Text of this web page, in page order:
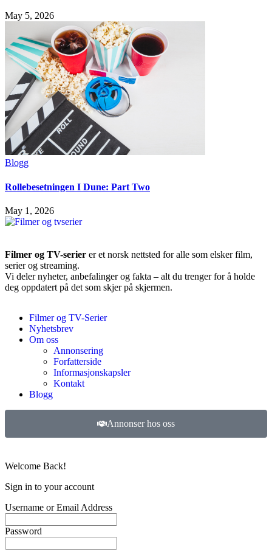
May 5, 2026
Blogg
Rollebesetningen I Dune: Part Two
May 1, 2026
Filmer og TV-serier er et norsk nettsted for alle som elsker film,
serier og streaming.
Vi deler nyheter, anbefalinger og fakta – alt du trenger for å holde
deg oppdatert på det som skjer på skjermen.
Filmer og TV-Serier
Nyhetsbrev
Om oss
Annonsering
Forfatterside
Informasjonskapsler
Kontakt
Blogg
Annonser hos oss
Welcome Back!
Sign in to your account
Username or Email Address
Password